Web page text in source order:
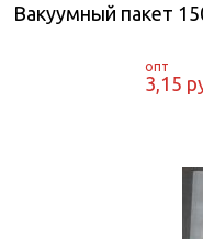
Вакуумный пакет
3,15